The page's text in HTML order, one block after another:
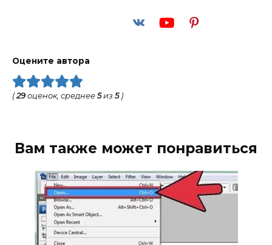
Оцените автора
(29 оценок, среднее 5из 5)
Вам также может понравиться